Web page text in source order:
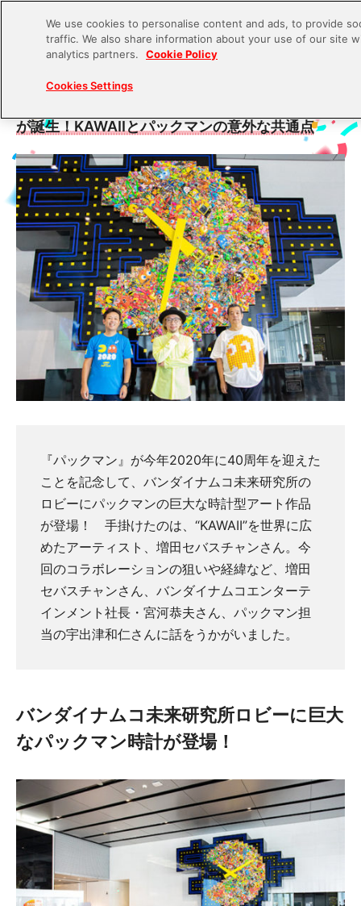
p
o
が誕生！KAWAIIとパックマンの意外な共通点
『パックマン』が今年2020年に40周年を迎えた
ことを記念して、バンダイナムコ未来研究所の
ロビーにパックマンの巨大な時計型アート作品
が登場！ 手掛けたのは、“KAWAII”を世界に広
めたアーティスト、増田セバスチャンさん。今
回のコラボレーションの狙いや経緯など、増田
セバスチャンさん、バンダイナムコエンターテ
インメント社長・宮河恭夫さん、パックマン担
当の宇出津和仁さんに話をうかがいました。
バンダイナムコ未来研究所ロビーに巨大
なパックマン時計が登場！
We use cookies to personalise content and ads, to provide
traffic. We also share information about your use of our site
analytics partners.
Cookie Policy
Cookies Settings